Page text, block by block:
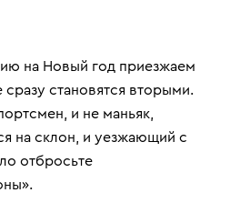
на Новый год приезжаем
становятся вторыми.
и не маньяк,
на склон, и уезжающий с
отбросьте